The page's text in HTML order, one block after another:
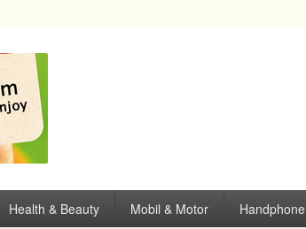
Health & Beauty Mobil & Motor Handphone